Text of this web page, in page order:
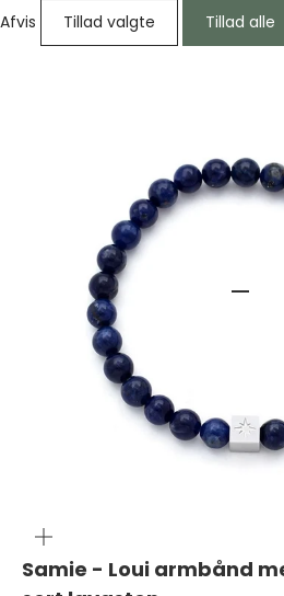
Afvis
Tillad valgte Tillad alle
Samie - Loui armbånd